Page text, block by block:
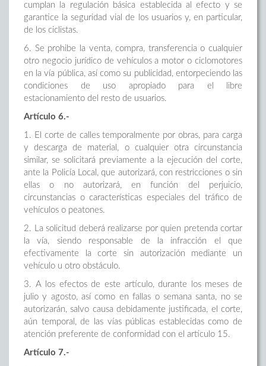
cumplan la regulación básica establecida al efecto y se
garantice la seguridad vial de los usuarios y, en particular,
de los ciclistas.
6. Se prohibe la venta, compra, transferencia o cualquier
otro negocio jurídico de vehículos a motor o ciclomotores
en la vía pública, así como su publicidad, entorpeciendo las
condiciones de uso apropiado para el libre
estacionamiento del resto de usuarios.
Artículo 6.-
1. El corte de calles temporalmente por obras, para carga
y descarga de material, o cualquier otra circunstancia
similar, se solicitará previamente a la ejecución del corte,
ante la Policía Local, que autorizará, con restricciones o sin
ellas o no autorizará, en función del perjuicio,
circunstancias o características especiales del tráfico de
vehículos o peatones.
2. La solicitud deberá realizarse por quien pretenda cortar
la vía, siendo responsable de la infracción el que
efectivamente la corte sin autorización mediante un
vehículo u otro obstáculo.
3. A los efectos de este artículo, durante los meses de
julio y agosto, así como en fallas o semana santa, no se
autorizarán, salvo causa debidamente justificada, el corte,
aún temporal, de las vías públicas establecidas como de
atención preferente de conformidad con el artículo 15.
Artículo 7.-